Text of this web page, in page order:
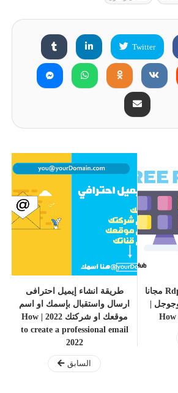
Twitter
طريقة الحصول على Rdp مجانا
|
How
طريقة انشاء إيميل احترافى
ارسال واستقبال بإسمك او اسم
موقعك او شركتك 2022 | How
to create a professional email
2022
السابق